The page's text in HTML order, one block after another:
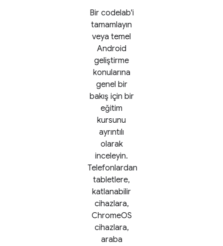
Bir codelab'i
tamamlayın
veya temel
Android
geliştirme
konularına
genel bir
bakış için bir
eğitim
kursunu
ayrıntılı
olarak
inceleyin.
Telefonlardan
tabletlere,
katlanabilir
cihazlara,
ChromeOS
cihazlara,
araba